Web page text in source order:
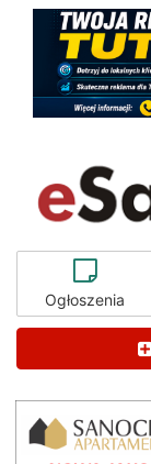
Ogłoszenia